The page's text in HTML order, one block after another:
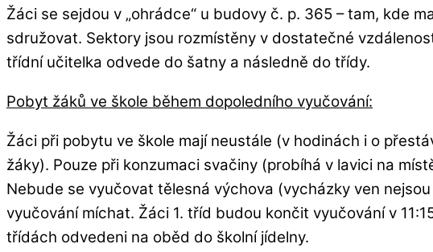
Žáci se sejdou v „ohrádce“ u budovy č. p. 365 – tam, kde
sdružovat. Sektory jsou rozmístěny v dostatečné
třídní učitelka odvede do šatny a následně do třídy.
Pobyt žáků ve škole během dopoledního vyučování:
Žáci při pobytu ve škole mají neustále (v hodinách i o
žáky). Pouze při konzumaci svačiny (probíhá v lavici na
Nebude se vyučovat tělesná výchova (vycházky ven
vyučování míchat. Žáci 1. tříd budou končit vyučování v
třídách odvedeni na oběd do školní jídelny.